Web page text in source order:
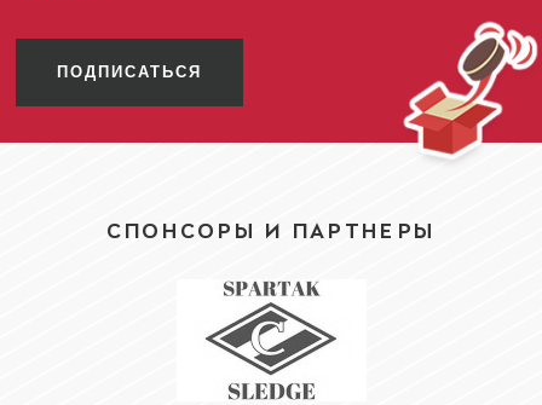
ПОДПИСАТЬСЯ
СПОНСОРЫ И ПАРТНЕРЫ